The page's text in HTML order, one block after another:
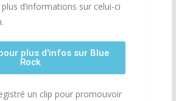
d’informations sur celui-ci
plus d'infos sur Blue
Rock
un clip pour promouvoir